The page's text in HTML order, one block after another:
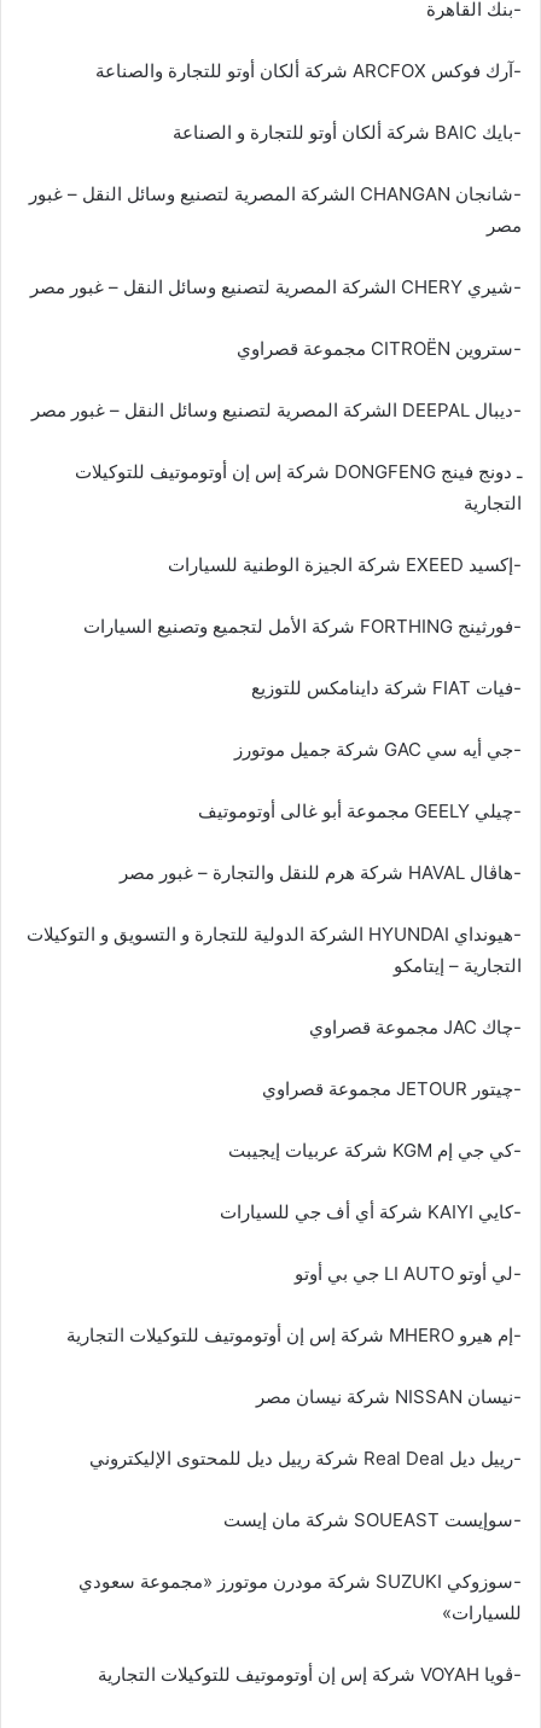
-بنك القاهرة
-آرك فوكس ARCFOX شركة ألكان أوتو للتجارة والصناعة
-بايك BAIC شركة ألكان أوتو للتجارة و الصناعة
-شانجان CHANGAN الشركة المصرية لتصنيع وسائل النقل – غبور
مصر
-شيري CHERY الشركة المصرية لتصنيع وسائل النقل – غبور مصر
-ستروين CITROËN مجموعة قصراوي
-ديبال DEEPAL الشركة المصرية لتصنيع وسائل النقل – غبور مصر
ـ دونج فينج DONGFENG شركة إس إن أوتوموتيف للتوكيلات
التجارية
-إكسيد EXEED شركة الجيزة الوطنية للسيارات
-فورثينج FORTHING شركة الأمل لتجميع وتصنيع السيارات
-فيات FIAT شركة داينامكس للتوزيع
-جي أيه سي GAC شركة جميل موتورز
-چيلي GEELY مجموعة أبو غالى أوتوموتيف
-هاڤال HAVAL شركة هرم للنقل والتجارة – غبور مصر
-هيونداي HYUNDAI الشركة الدولية للتجارة و التسويق و التوكيلات
التجارية – إيتامكو
-چاك JAC مجموعة قصراوي
-چيتور JETOUR مجموعة قصراوي
-كي جي إم KGM شركة عربيات إيجيبت
-كايي KAIYI شركة أي أف جي للسيارات
-لي أوتو LI AUTO جي بي أوتو
-إم هيرو MHERO شركة إس إن أوتوموتيف للتوكيلات التجارية
-نيسان NISSAN شركة نيسان مصر
-رييل ديل Real Deal شركة رييل ديل للمحتوى الإليكتروني
-سوإيست SOUEAST شركة مان إيست
-سوزوكي SUZUKI شركة مودرن موتورز «مجموعة سعودي
للسيارات»
-ڤويا VOYAH شركة إس إن أوتوموتيف للتوكيلات التجارية